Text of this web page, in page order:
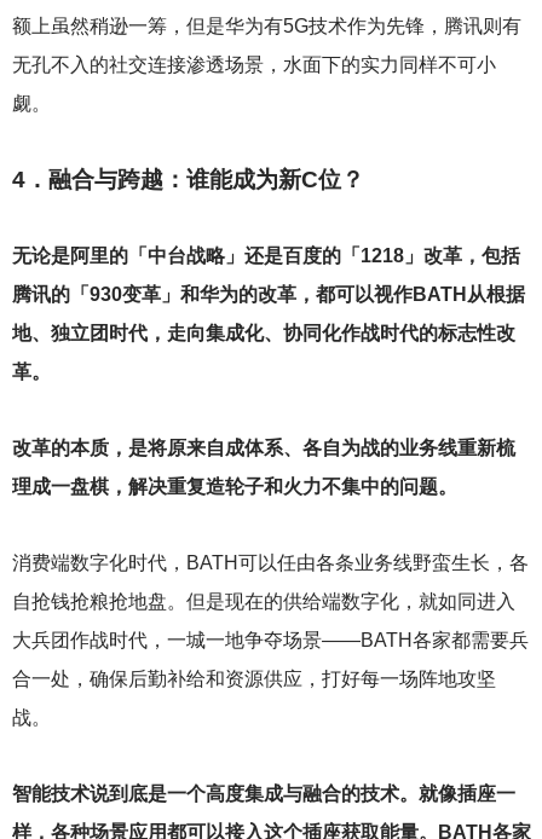
额上虽然稍逊一筹，但是华为有5G技术作为先锋，腾讯则有
无孔不入的社交连接渗透场景，水面下的实力同样不可小
觑。
4．融合与跨越：谁能成为新C位？
无论是阿里的「中台战略」还是百度的「1218」改革，包括
腾讯的「930变革」和华为的改革，都可以视作BATH从根据
地、独立团时代，走向集成化、协同化作战时代的标志性改
革。
改革的本质，是将原来自成体系、各自为战的业务线重新梳
理成一盘棋，解决重复造轮子和火力不集中的问题。
消费端数字化时代，BATH可以任由各条业务线野蛮生长，各
自抢钱抢粮抢地盘。但是现在的供给端数字化，就如同进入
大兵团作战时代，一城一地争夺场景——BATH各家都需要兵
合一处，确保后勤补给和资源供应，打好每一场阵地攻坚
战。
智能技术说到底是一个高度集成与融合的技术。就像插座一
样，各种场景应用都可以接入这个插座获取能量。BATH各家